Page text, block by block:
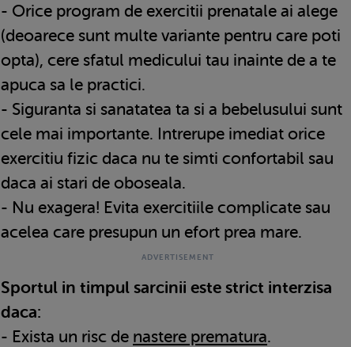
- Orice program de exercitii prenatale ai alege
(deoarece sunt multe variante pentru care poti
opta), cere sfatul medicului tau inainte de a te
apuca sa le practici.
- Siguranta si sanatatea ta si a bebelusului sunt
cele mai importante. Intrerupe imediat orice
exercitiu fizic daca nu te simti confortabil sau
daca ai stari de oboseala.
- Nu exagera! Evita exercitiile complicate sau
acelea care presupun un efort prea mare.
Sportul in timpul sarcinii este strict interzisa
daca:
- Exista un risc de nastere prematura.